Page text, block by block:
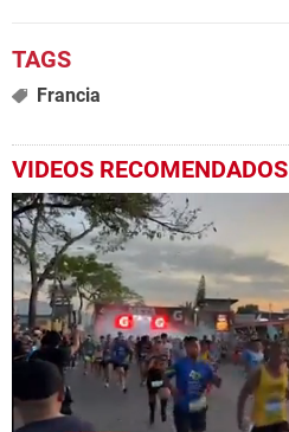
Francia
VIDEOS RECOMENDADOS